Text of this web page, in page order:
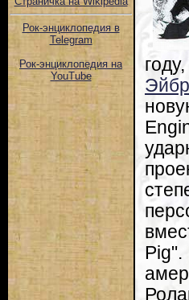
Рок-энциклопедия в
Telegram
Рок-энциклопедия на
YouTube